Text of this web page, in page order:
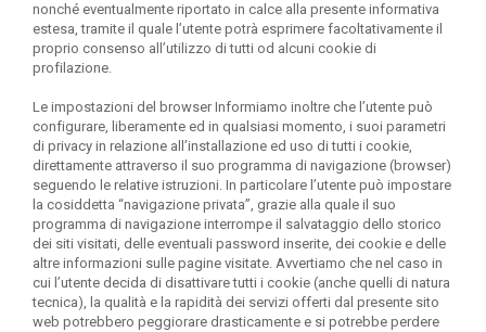
nonché eventualmente riportato in calce alla presente informativa
estesa, tramite il quale l’utente potrà esprimere facoltativamente il
proprio consenso all’utilizzo di tutti od alcuni cookie di
profilazione.
Le impostazioni del browserInformiamo inoltre che l’utente può
configurare, liberamente ed in qualsiasi momento, i suoi parametri
di privacy in relazione all’installazione ed uso di tutti i cookie,
direttamente attraverso il suo programma di navigazione (browser)
seguendo le relative istruzioni. In particolare l’utente può impostare
la cosiddetta “navigazione privata”, grazie alla quale il suo
programma di navigazione interrompe il salvataggio dello storico
dei siti visitati, delle eventuali password inserite, dei cookie e delle
altre informazioni sulle pagine visitate. Avvertiamo che nel caso in
cui l’utente decida di disattivare tutti i cookie (anche quelli di natura
tecnica), la qualità e la rapidità dei servizi offerti dal presente sito
web potrebbero peggiorare drasticamente e si potrebbe perdere